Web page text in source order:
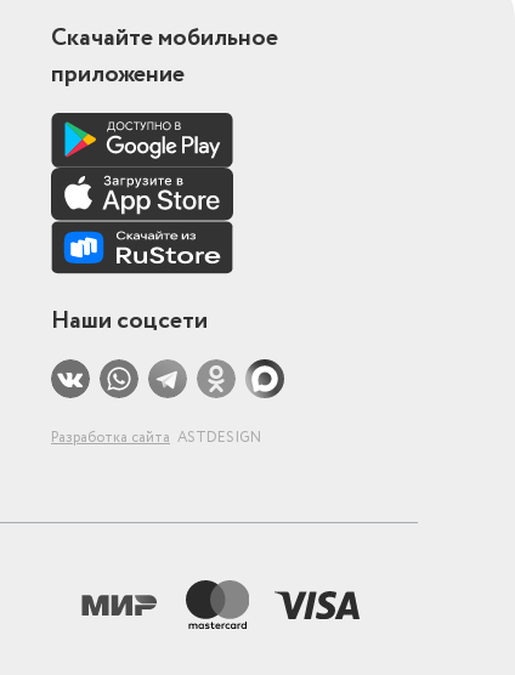
Скачайте мобильное
приложение
Наши соцсети
Разработка сайта ASTDESIGN